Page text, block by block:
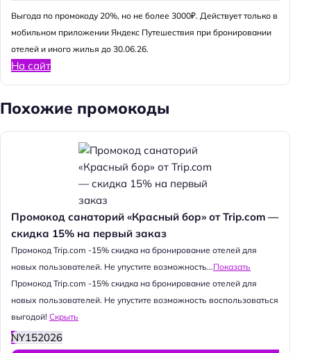
Выгода по промокоду 20%, но не более 3000₽. Действует только в
мобильном приложении Яндекс Путешествия при бронировании
отелей и иного жилья до 30.06.26.
На сайт
Похожие промокоды
Промокод санаторий «Красный бор» от Trip.com —
скидка 15% на первый заказ
Промокод Trip.com -15% скидка на бронирование отелей для
новых пользователей. Не упустите возможность...Показать
Промокод Trip.com -15% скидка на бронирование отелей для
новых пользователей. Не упустите возможность воспользоваться
выгодой! Скрыть
NY152026